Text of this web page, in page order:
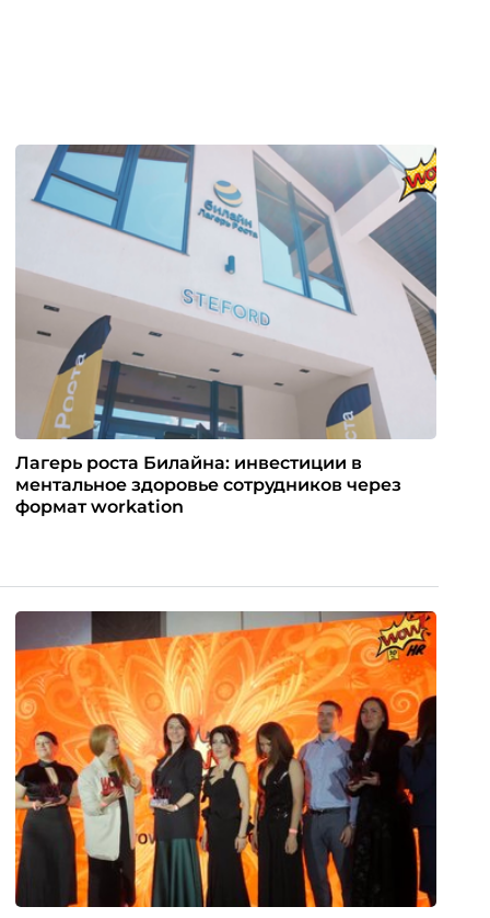
Лагерь роста Билайна: инвестиции в
ментальное здоровье сотрудников через
формат workation